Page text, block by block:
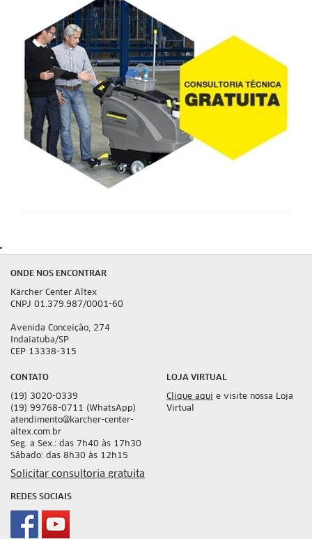
ONDE NOS ENCONTRAR
Kärcher Center Altex
CNPJ 01.379.987/0001-60
Avenida Conceição, 274
Indaiatuba/SP
CEP 13338-315
CONTATO
(19) 3020-0339
(19) 99768-0711 (WhatsApp)
atendimento@karcher-center-
altex.com.br
Seg. a Sex.: das 7h40 às 17h30
Sábado: das 8h30 às 12h15
Solicitar consultoria gratuita
LOJA VIRTUAL
Clique aqui e visite nossa Loja
Virtual
REDES SOCIAIS